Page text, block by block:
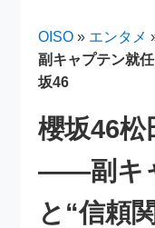
OISO » エンタメ
副キャプテン就
坂46
櫻坂46松
――副キ
と“信頼